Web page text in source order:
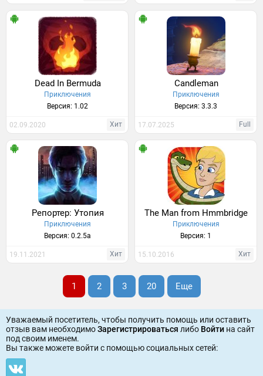
Dead In Bermuda
Приключения
Версия: 1.02
02.09.2020 Хит
Candleman
Приключения
Версия: 3.3.3
17.07.2025 Full
Репортер: Утопия
Приключения
Версия: 0.2.5a
19.11.2021 Хит
The Man from Hmmbridge
Приключения
Версия: 1
15.10.2016 Хит
1 2 3 20 Еще
Уважаемый посетитель, чтобы получить помощь или оставить
отзыв вам необходимоЗарегистрироваться либо Войти на сайт
под своим именем.
Вы также можете войти c помощью социальных сетей: